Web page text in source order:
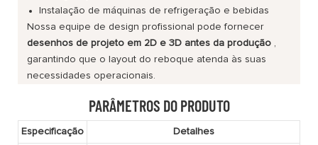
Instalação de máquinas de refrigeração e bebidas
Nossa equipe de design profissional pode fornecer
desenhos de projeto em 2D e 3D antes da produção
garantindo que o layout do reboque atenda às suas
necessidades operacionais.
PARÂMETROS DO PRODUTO
Especificação Detalhes